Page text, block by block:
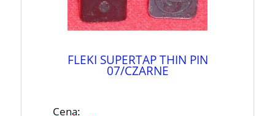
FLEKI SUPERTAP THIN PIN
07/CZARNE
Cena: